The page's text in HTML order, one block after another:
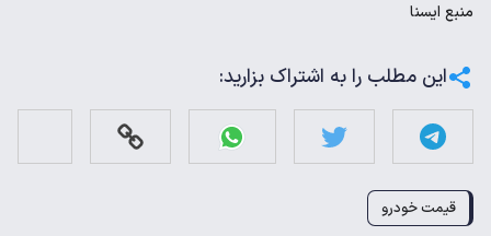
منبع ايسنا
این مطلب را به اشتراک بزارید:
قیمت خودرو